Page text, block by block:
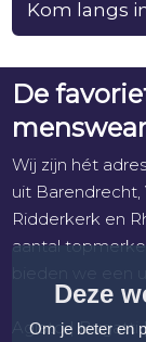
Kom langs
De
Wij zijn hét
uit
Ridderkerk en
aantal
Agiato | Bugatti
Deze
Om je beter en